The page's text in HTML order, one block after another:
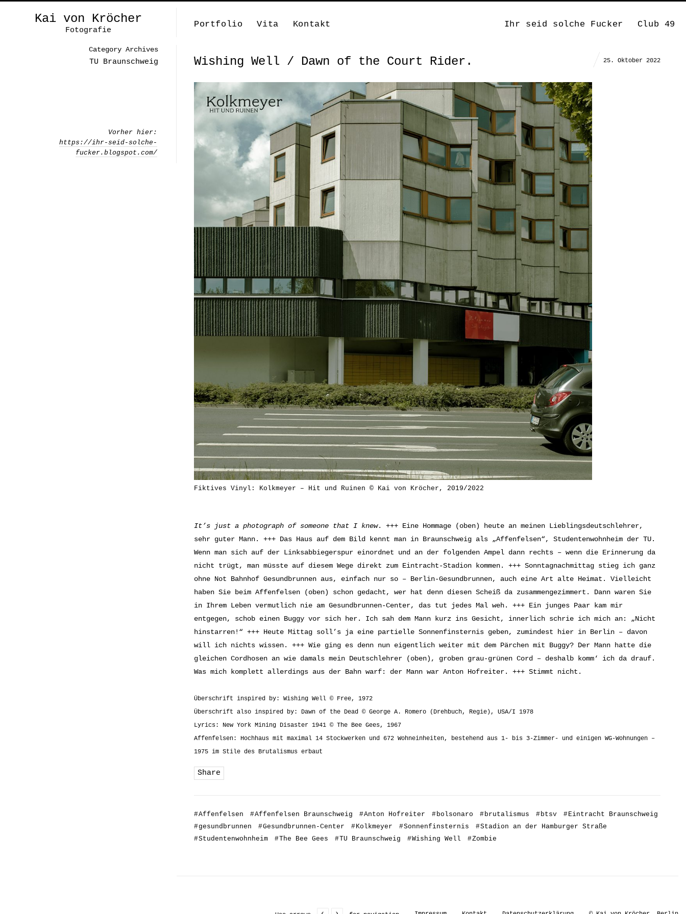
Kai von Kröcher
Fotografie
Portfolio Vita Kontakt Ihr seid solche Fucker Club 49
Wishing Well / Dawn of the Court Rider. 25. Oktober 2022
Fiktives Vinyl: Kolkmeyer – Hit und Ruinen © Kai von Kröcher, 2019/2022
It’s just a photograph of someone that I knew. +++ Eine Hommage (oben) heute an meinen Lieblingsdeutschlehrer,
sehr guter Mann. +++ Das Haus auf dem Bild kennt man in Braunschweig als „Affenfelsen“, Studentenwohnheim der TU.
Wenn man sich auf der Linksabbiegerspur einordnet und an der folgenden Ampel dann rechts – wenn die Erinnerung da
nicht trügt, man müsste auf diesem Wege direkt zum Eintracht-Stadion kommen. +++ Sonntagnachmittag stieg ich ganz
ohne Not Bahnhof Gesundbrunnen aus, einfach nur so – Berlin-Gesundbrunnen, auch eine Art alte Heimat. Vielleicht
haben Sie beim Affenfelsen (oben) schon gedacht, wer hat denn diesen Scheiß da zusammengezimmert. Dann waren Sie
in Ihrem Leben vermutlich nie am Gesundbrunnen-Center, das tut jedes Mal weh. +++ Ein junges Paar kam mir
entgegen, schob einen Buggy vor sich her. Ich sah dem Mann kurz ins Gesicht, innerlich schrie ich mich an: „Nicht
hinstarren!“ +++ Heute Mittag soll’s ja eine partielle Sonnenfinsternis geben, zumindest hier in Berlin – davon
will ich nichts wissen. +++ Wie ging es denn nun eigentlich weiter mit dem Pärchen mit Buggy? Der Mann hatte die
gleichen Cordhosen an wie damals mein Deutschlehrer (oben), groben grau-grünen Cord – deshalb komm‘ ich da drauf.
Was mich komplett allerdings aus der Bahn warf: der Mann war Anton Hofreiter. +++ Stimmt nicht.
Überschrift inspired by: Wishing Well © Free, 1972
Überschrift also inspired by: Dawn of the Dead © George A. Romero (Drehbuch, Regie), USA/I 1978
Lyrics: New York Mining Disaster 1941 © The Bee Gees, 1967
Affenfelsen: Hochhaus mit maximal 14 Stockwerken und 672 Wohneinheiten, bestehend aus 1- bis 3-Zimmer- und einigen WG-Wohnungen –
1975 im Stile des Brutalismus erbaut
Share
#Affenfelsen #Affenfelsen Braunschweig #Anton Hofreiter # bolsonaro # brutalismus # btsv #Eintracht Braunschweig
#gesundbrunnen #Gesundbrunnen-Center #Kolkmeyer #Sonnenfinsternis #Stadion an der Hamburger Straße
#Studentenwohnheim #The Bee Gees #TU Braunschweig #Wishing Well #Zombie
Category Archives
TU Braunschweig
Vorher hier:
https://ihr-seid-solche-
fucker.blogspot.com/